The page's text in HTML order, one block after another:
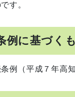
す。
例に基づく
例（平成７年高